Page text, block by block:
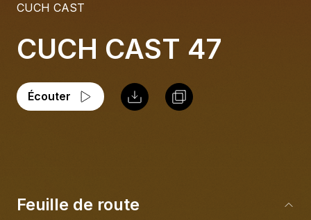
CUCH CAST
CUCH CAST 47
Écouter
Feuille de route